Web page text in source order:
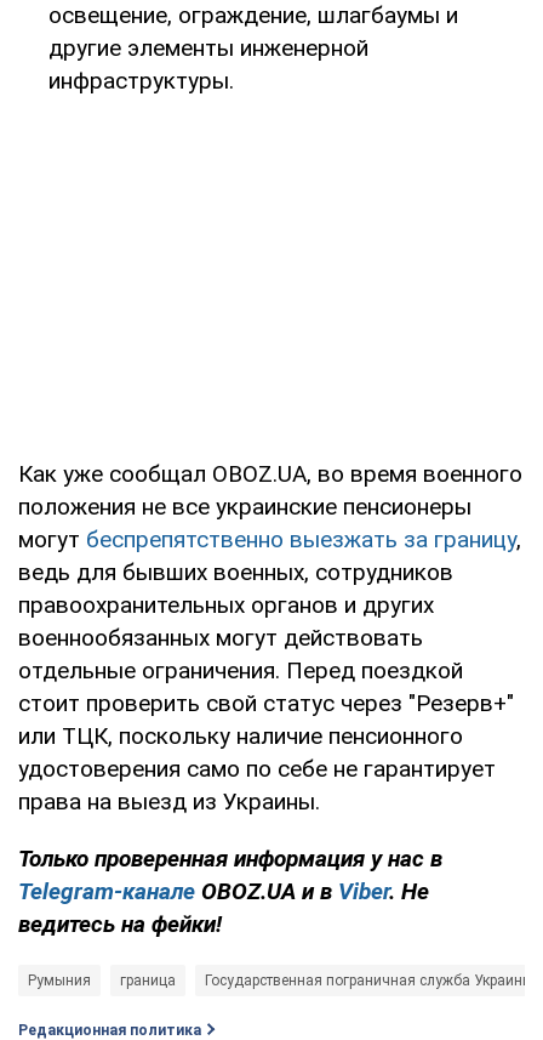
освещение, ограждение, шлагбаумы и
другие элементы инженерной
инфраструктуры.
Как уже сообщал OBOZ.UA, во время военного
положения не все украинские пенсионеры
могут беспрепятственно выезжать за границу,
ведь для бывших военных, сотрудников
правоохранительных органов и других
военнообязанных могут действовать
отдельные ограничения. Перед поездкой
стоит проверить свой статус через "Резерв+"
или ТЦК, поскольку наличие пенсионного
удостоверения само по себе не гарантирует
права на выезд из Украины.
Только проверенная информация у нас в
Telegram-канале OBOZ.UA и в Viber. Не
ведитесь на фейки!
Румыния граница Государственная пограничная служба Украины
Редакционная политика